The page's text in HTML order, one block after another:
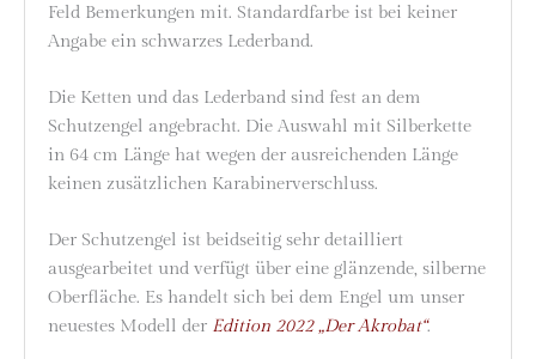
Feld Bemerkungen mit. Standardfarbe ist bei keiner
Angabe ein schwarzes Lederband.
Die Ketten und das Lederband sind fest an dem
Schutzengel angebracht. Die Auswahl mit Silberkette
in 64 cm Länge hat wegen der ausreichenden Länge
keinen zusätzlichen Karabinerverschluss.
Der Schutzengel ist beidseitig sehr detailliert
ausgearbeitet und verfügt über eine glänzende, silberne
Oberfläche. Es handelt sich bei dem Engel um unser
neuestes Modell der Edition 2022 „Der Akrobat“.